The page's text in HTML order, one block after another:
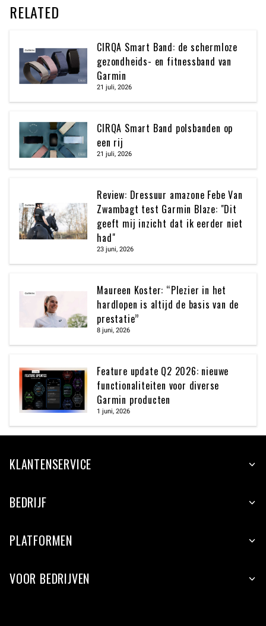
RELATED
CIRQA Smart Band: de schermloze
gezondheids- en fitnessband van
Garmin
21 juli, 2026
CIRQA Smart Band polsbanden op
een rij
21 juli, 2026
Review: Dressuur amazone Febe Van
Zwambagt test Garmin Blaze: "Dit
geeft mij inzicht dat ik eerder niet
had"
23 juni, 2026
Maureen Koster: “Plezier in het
hardlopen is altijd de basis van de
prestatie”
8 juni, 2026
Feature update Q2 2026: nieuwe
functionaliteiten voor diverse
Garmin producten
1 juni, 2026
KLANTENSERVICE
BEDRIJF
PLATFORMEN
VOOR BEDRIJVEN